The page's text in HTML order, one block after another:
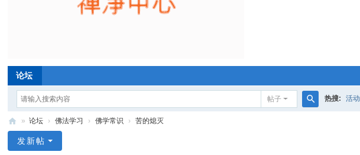
论坛
帖子 热搜: 活动
» 论坛 › 佛法学习 › 佛学常识 › 苦的熄灭
发新帖